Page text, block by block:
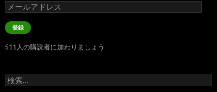
メ
ー
ル
ア
レ
登録
511人の購読者に加わりましょう
検
索: